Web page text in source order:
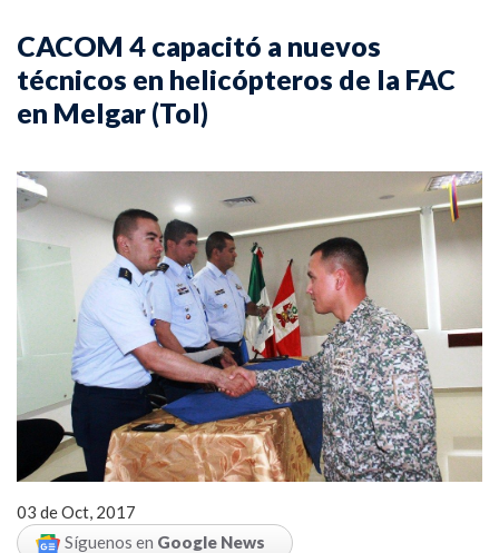
CACOM 4 capacitó a nuevos
técnicos en helicópteros de la FAC
en Melgar (Tol)
03 de Oct, 2017
Síguenos en Google News